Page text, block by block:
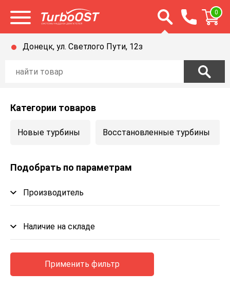
Открыть меню Открыть строку
0
Донецк, ул. Светлого Пути, 12з
Категории товаров
Новые турбины Восстановленные турбины
Подобрать по параметрам
Производитель
Наличие на складе
Применить фильтр